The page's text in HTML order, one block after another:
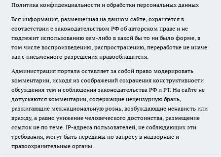
Политика конфиденциальности и обработки персональных данных
Вся информация, размещенная на данном сайте, охраняется в
соответствии с законодательством РФ об авторском праве и не
подлежит использованию кем-либо в какой бы то ни было форме, в
том числе воспроизведению, распространению, переработке не иначе
как с письменного разрешения правообладателя.
Администрация портала оставляет за собой право модерировать
комментарии, исходя из соображений сохранения конструктивности
обсуждения тем и соблюдения законодательства РФ и РТ. На сайте не
допускаются комментарии, содержащие нецензурную брань,
разжигающие межнациональную рознь, возбуждающие ненависть или
вражду, а равно унижение человеческого достоинства, размещение
ссылок не по теме. IP-адреса пользователей, не соблюдающих эти
требования, могут быть переданы по запросу в надзорные и
правоохранительные органы.